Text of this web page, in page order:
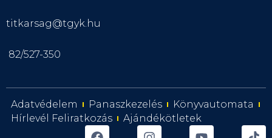
titkarsag@tgyk.hu
82/527-350
Adatvédelem Panaszkezelés
Könyvautomata
Hírlevél Feliratkozás
Ajándékötletek